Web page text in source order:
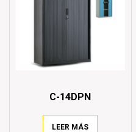
C-14DPN
LEER MÁS